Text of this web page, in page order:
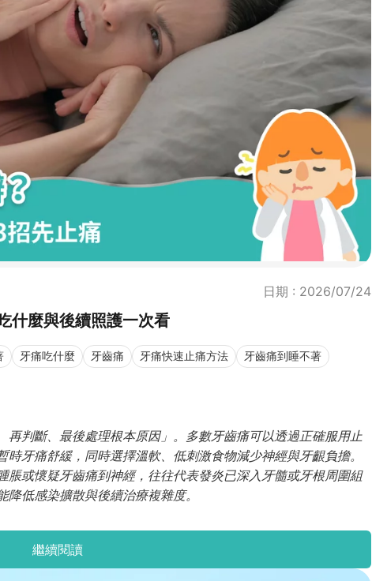
日期 : 2026/07/24
什麼與後續照護一次看
牙痛吃什麼 牙齒痛 牙痛快速止痛方法
牙齒痛到睡不著
再判斷、最後處理根本原因」。多數牙齒痛可以透過正確服用止
牙痛舒緩，同時選擇溫軟、低刺激食物減少神經與牙齦負擔。
脹或懷疑牙齒痛到神經，往往代表發炎已深入牙髓或牙根周圍組
低感染擴散與後續治療複雜度。
繼續閱讀